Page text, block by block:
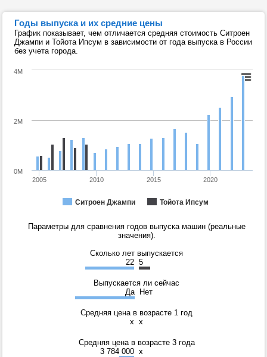
Годы выпуска и их средние цены
График показывает, чем отличается средняя стоимость Ситроен
Джампи и Тойота Ипсум в зависимости от года выпуска в России
без учета города.
Ситроен Джампи Тойота Ипсум
2005 2010 2015 2020
0M
2M
4M
Параметры для сравнения годов выпуска машин (реальные
значения).
Сколько лет выпускается
22 5
Выпускается ли сейчас
Да
Нет
Средняя цена в возрасте 1 год
x x
Средняя цена в возрасте 3 года
3 784 000 x